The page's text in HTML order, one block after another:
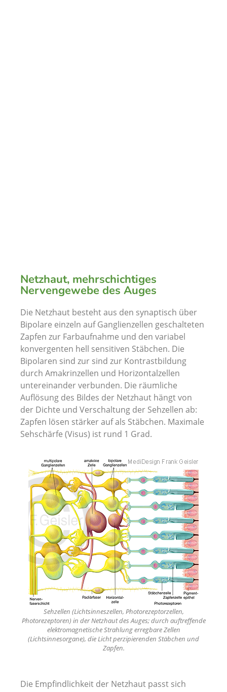
Netzhaut, mehrschichtiges
Nervengewebe des Auges
Die Netzhaut besteht aus den synaptisch über
Bipolare einzeln auf Ganglienzellen geschalteten
Zapfen zur Farbaufnahme und den variabel
konvergenten hell sensitiven Stäbchen. Die
Bipolaren sind zur sind zur Kontrastbildung
durch Amakrinzellen und Horizontalzellen
untereinander verbunden. Die räumliche
Auflösung des Bildes der Netzhaut hängt von
der Dichte und Verschaltung der Sehzellen ab:
Zapfen lösen stärker auf als Stäbchen. Maximale
Sehschärfe (Visus) ist rund 1 Grad.
Sehzellen (Lichtsinneszellen, Photorezeptorzellen,
Photorezeptoren) in der Netzhaut des Auges; durch auftreffende
elektromagnetische Strahlung erregbare Zellen
(Lichtsinnesorgane), die Licht perzipierenden Stäbchen und
Zapfen.
Die Empfindlichkeit der Netzhaut passt sich